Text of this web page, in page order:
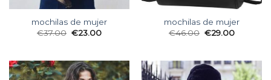
mochilas de mujer
€37.00 €23.00
mochilas de mujer
€46.00 €29.00